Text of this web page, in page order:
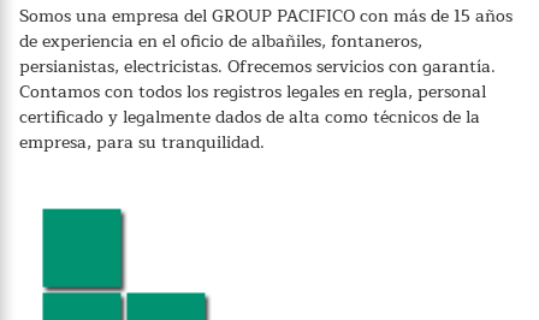
Somos una empresa del GROUP PACIFICO con más de 15 años
de experiencia en el oficio de albañiles, fontaneros,
persianistas, electricistas. Ofrecemos servicios con garantía.
Contamos con todos los registros legales en regla, personal
certificado y legalmente dados de alta como técnicos de la
empresa, para su tranquilidad.